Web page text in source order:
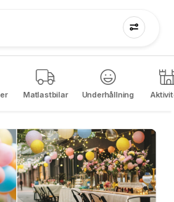
Matlastbilar Underhållning